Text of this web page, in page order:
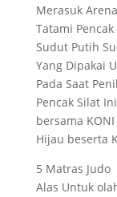
Merasuk
Tatami
Sudut Putih
Yang Dipakai
Pada Saat
Pencak Silat
bersama
Hijau beserta
5 Matras Judo
Alas Untuk